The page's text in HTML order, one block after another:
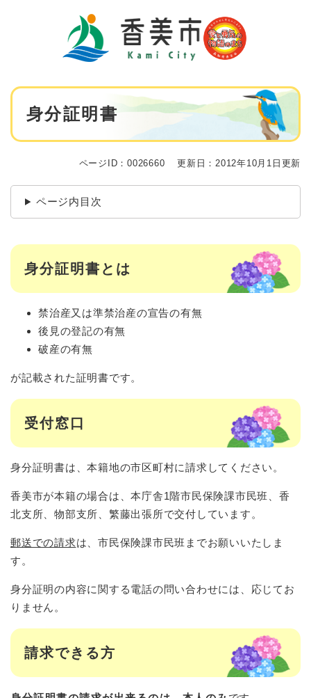
本
身分証明書
ページID：0026660 更新日：2012年10月1日更新
ページ内目次
身分証明書とは
禁治産又は準禁治産の宣告の有無
後見の登記の有無
破産の有無
が記載された証明書です。
受付窓口
身分証明書は、本籍地の市区町村に請求してください。
香美市が本籍の場合は、本庁舎1階市民保険課市民班、香
北支所、物部支所、繁藤出張所で交付しています。
郵送での請求は、市民保険課市民班までお願いいたしま
す。
身分証明の内容に関する電話の問い合わせには、応じてお
りません。
請求できる方